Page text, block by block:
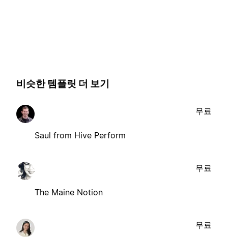
비슷한 템플릿 더 보기
Saul from Hive Perform
무료
The Maine Notion
무료
무료